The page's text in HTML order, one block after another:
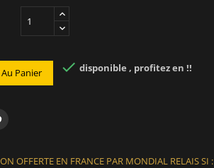
Panier  disponible , profitez en !!
OFFERTE EN FRANCE PAR MONDIAL RELAIS SI :